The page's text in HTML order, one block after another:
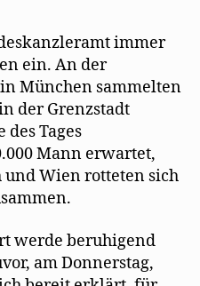
immer
ein. An der
München sammelten
der Grenzstadt
Tages
Mann erwartet,
Wien rotteten sich
werde beruhigend
am Donnerstag,